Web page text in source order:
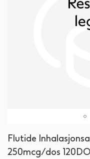
Flutide
250mcg/dos
til
begynnelsen